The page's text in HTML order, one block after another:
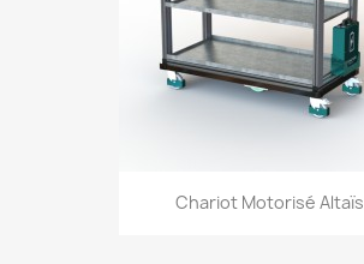
Chariot Motorisé Altaïs